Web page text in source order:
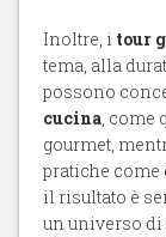
Inoltre, i tour
tema, alla
possono
cucina, come
gourmet,
pratiche come
il risultato è
un universo di